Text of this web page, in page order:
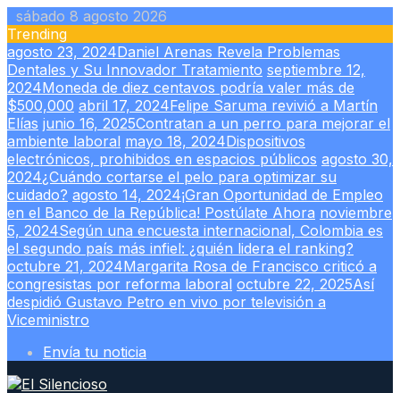
Skip
to
content
sábado 8 agosto 2026
Trending
agosto 23, 2024Daniel Arenas Revela Problemas
Dentales y Su Innovador Tratamiento septiembre 12,
2024Moneda de diez centavos podría valer más de
$500,000 abril 17, 2024Felipe Saruma revivió a Martín
Elías junio 16, 2025Contratan a un perro para mejorar el
ambiente laboral mayo 18, 2024Dispositivos
electrónicos, prohibidos en espacios públicos agosto 30,
2024¿Cuándo cortarse el pelo para optimizar su
cuidado? agosto 14, 2024¡Gran Oportunidad de Empleo
en el Banco de la República! Postúlate Ahora noviembre
5, 2024Según una encuesta internacional, Colombia es
el segundo país más infiel: ¿quién lidera el ranking?
octubre 21, 2024Margarita Rosa de Francisco criticó a
congresistas por reforma laboral octubre 22, 2025Así
despidió Gustavo Petro en vivo por televisión a
Viceministro
Envía tu noticia